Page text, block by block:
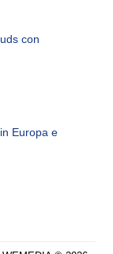
con
Europa e